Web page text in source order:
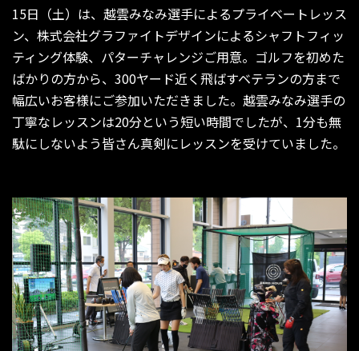
15日（土）は、越雲みなみ選手によるプライベートレッス
ン、株式会社グラファイトデザインによるシャフトフィッ
ティング体験、パターチャレンジご用意。ゴルフを初めた
ばかりの方から、300ヤード近く飛ばすベテランの方まで
幅広いお客様にご参加いただきました。越雲みなみ選手の
丁寧なレッスンは20分という短い時間でしたが、1分も無
駄にしないよう皆さん真剣にレッスンを受けていました。